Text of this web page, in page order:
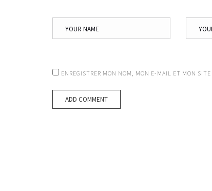
ENREGISTRER MON NOM, MON E-MAIL ET MON